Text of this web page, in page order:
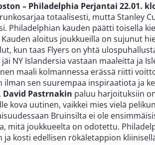
– Philadelphia Perjantai 22.01.
totaalisesti, mutta Stanley
Philadelphian kauden päätti toisella
aloitus joukkueilla on sujunut
kun taas Flyers on yhtä
NY Islandersia vastaan maaleitta ja
maali kolmannessa erässä riitti
ilman sen suurempaa inspiraatiota ja
David Pastrnakin paluu harjoituksiin
kova uutinen, vaikkei mies vielä
Bruinsilta ei ole
mitä joukkueelta on odotettu.
ja kosti edellisen rökäletappion